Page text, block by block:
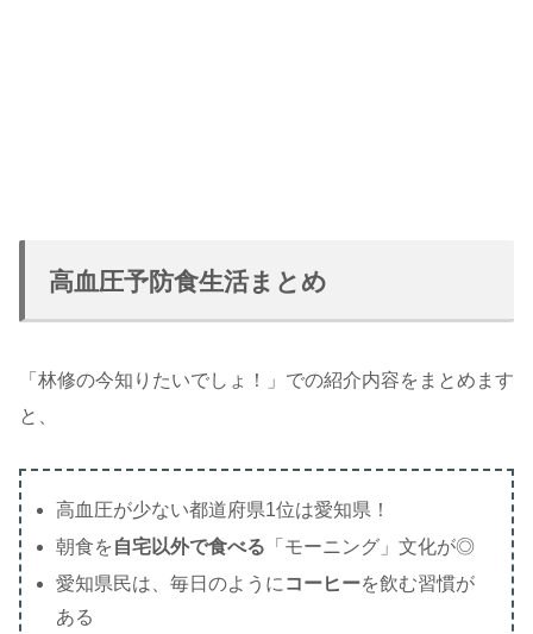
高血圧予防食生活まとめ
「林修の今知りたいでしょ！」での紹介内容をまとめます
と、
高血圧が少ない都道府県1位は愛知県！
朝食を 自宅以外で食べる 「モーニング」文化が◎
愛知県民は、毎日のように コーヒーを飲む習慣が
ある